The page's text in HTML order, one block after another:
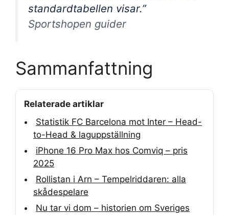
standardtabellen visar.”
Sportshopen guider
Sammanfattning
Relaterade artiklar
Statistik FC Barcelona mot Inter – Head-
to-Head & laguppställning
iPhone 16 Pro Max hos Comviq – pris
2025
Rollistan i Arn – Tempelriddaren: alla
skådespelare
Nu tar vi dom – historien om Sveriges